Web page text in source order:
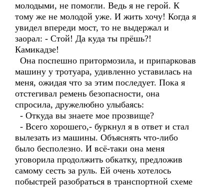
молодыми, не помогли. Ведь я не герой. К
тому же не молодой уже. И жить хочу! Когда я
увидел впереди мост, то не выдержал и
заорал: - Стой! Да куда ты прёшь?!
Камикадзе!
Она поспешно притормозила, и припарковав
машину у тротуара, удивленно уставилась на
меня, ожидая что за этим последует. Пока я
отстегивал ремень безопасности, она
спросила, дружелюбно улыбаясь:
- Откуда вы знаете мое прозвище?
- Всего хорошего,- буркнул я в ответ и стал
вылезать из машины. Объяснять что-либо
было бесполезно. И всё-таки она меня
уговорила продолжить обкатку, предложив
самому сесть за руль. Ей очень хотелось
побыстрей разобраться в транспортной схеме